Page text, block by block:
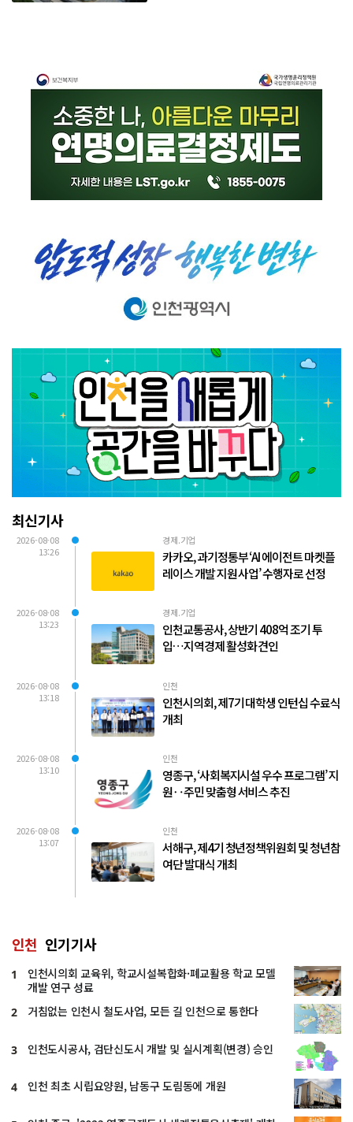
최신기사
2026-08-08
13:26
경제.기업
카카오, 과기정통부 ‘AI 에이전트 마켓플
레이스 개발 지원 사업’ 수행자로 선정
2026-08-08
13:23
경제.기업
인천교통공사, 상반기 408억 조기 투
입…지역경제 활성화 견인
2026-08-08
13:18
인천
인천시의회, 제7기 대학생 인턴십 수료식
개최
2026-08-08
13:10
인천
영종구, ‘사회복지시설 우수 프로그램’ 지
원‥주민 맞춤형 서비스 추진
2026-08-08
13:07
인천
서해구, 제4기 청년정책위원회 및 청년참
여단 발대식 개최
인천 인기기사
1
인천시의회 교육위, 학교시설복합화·폐교활용 학교 모델
개발 연구 성료
2 거침없는 인천시 철도사업, 모든 길 인천으로 통한다
3 인천도시공사, 검단신도시 개발 및 실시계획(변경) 승인
4 인천 최초 시립요양원, 남동구 도림동에 개원